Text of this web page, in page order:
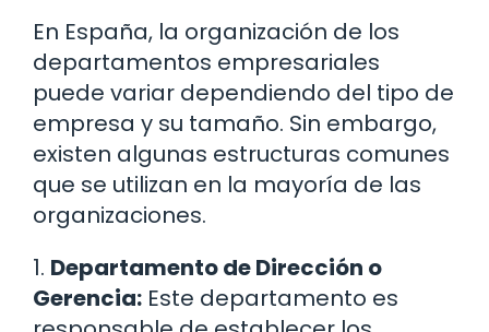
En España, la organización de los
departamentos empresariales
puede variar dependiendo del tipo de
empresa y su tamaño. Sin embargo,
existen algunas estructuras comunes
que se utilizan en la mayoría de las
organizaciones.
1. Departamento de Dirección o
Gerencia: Este departamento es